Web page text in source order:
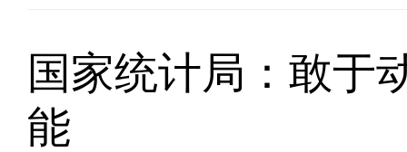
国家统计局：敢于
能